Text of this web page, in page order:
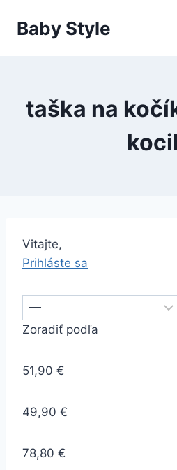
Baby Style
taška na
Vitajte,
Prihláste sa
Zoradiť podľa
51,90 €
49,90 €
78,80 €